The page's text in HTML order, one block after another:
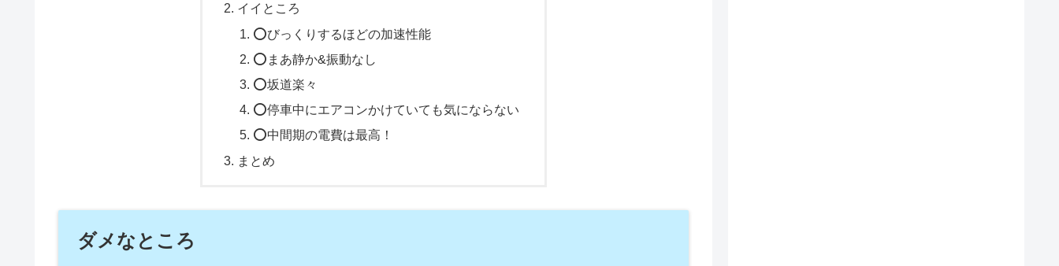
イイところ
⭕️びっくりするほどの加速性能
⭕️まあ静か&振動なし
⭕️坂道楽々
⭕️停車中にエアコンかけていても気にならない
⭕️中間期の電費は最高！
まとめ
ダメなところ